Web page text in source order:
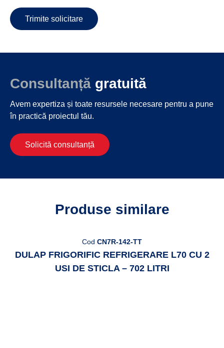
Trimite solicitare
Consultanță gratuită
Avem expertiza și toate resursele necesare pentru a pune
în practică proiectul tău.
Solicită consultanță
Produse similare
Cod CN7R-142-TT
DULAP FRIGORIFIC REFRIGERARE L70 CU 2
USI DE STICLA – 702 LITRI